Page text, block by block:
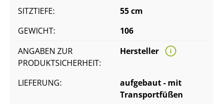
SITZTIEFE:
55 cm
GEWICHT:
106
ANGABEN ZUR
PRODUKTSICHERHEIT:
Hersteller
LIEFERUNG:
aufgebaut - mit
Transportfüßen